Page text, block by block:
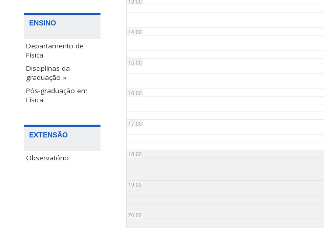
ENSINO
Departamento de
Física
Disciplinas da
graduação »
Pós-graduação em
Física
EXTENSÃO
Observatório
14:00
15:00
16:00
17:00
18:00
19:00
20:00